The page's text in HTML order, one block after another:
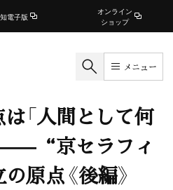
電子版
オンライン
ショップ
メニュー
「人間として何
——“京セラフィ
原点《後編》